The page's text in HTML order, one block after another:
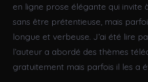
en ligne prose élégante qui invite
sans être prétentieuse, mais
longue et verbeuse. J’ai été lire
l’auteur a abordé des thèmes
gratuitement mais parfois il les a